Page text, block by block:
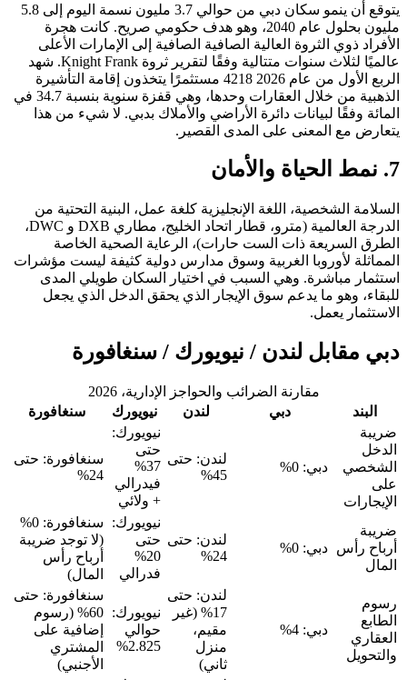
يتوقع أن ينمو سكان دبي من حوالي 3.7 مليون نسمة اليوم إلى 5.8
مليون بحلول عام 2040، وهو هدف حكومي صريح. كانت هجرة
الأفراد ذوي الثروة العالية الصافية الصافية إلى الإمارات الأعلى
عالميًا لثلاث سنوات متتالية وفقًا لتقرير ثروة Knight Frank. شهد
الربع الأول من عام 2026 4218 مستثمرًا يتخذون إقامة التأشيرة
الذهبية من خلال العقارات وحدها، وهي قفزة سنوية بنسبة 34.7 في
المائة وفقًا لبيانات دائرة الأراضي والأملاك بدبي. لا شيء من هذا
يتعارض مع المعنى على المدى القصير.
7. نمط الحياة والأمان
السلامة الشخصية، اللغة الإنجليزية كلغة عمل، البنية التحتية من
الدرجة العالمية (مترو، قطار اتحاد الخليج، مطاري DXB و DWC،
الطرق السريعة ذات الست حارات)، الرعاية الصحية الخاصة
المماثلة لأوروبا الغربية وسوق مدارس دولية كثيفة ليست مؤشرات
استثمار مباشرة. وهي السبب في اختيار السكان طويلي المدى
للبقاء، وهو ما يدعم سوق الإيجار الذي يحقق الدخل الذي يجعل
الاستثمار يعمل.
دبي مقابل لندن / نيويورك / سنغافورة
مقارنة الضرائب والحواجز الإدارية، 2026
البند
دبي لندن نيويورك
سنغافورة
ضريبة
الدخل
الشخصي
على
الإيجارات
دبي: 0%
لندن: حتى
45%
نيويورك:
حتى
37%
فيدرالي
+ ولائي
سنغافورة: حتى
24%
ضريبة
أرباح رأس
المال
دبي: 0%
لندن: حتى
24%
نيويورك:
حتى
20%
فدرالي
سنغافورة: 0%
(لا توجد ضريبة
أرباح رأس
المال)
رسوم
الطابع
العقاري
والتحويل
دبي: 4%
لندن: حتى
17% (غير
مقيم،
منزل
ثاني)
نيويورك:
حوالي
2.825%
سنغافورة: حتى
60% (رسوم
إضافية على
المشتري
الأجنبي)